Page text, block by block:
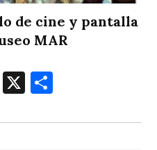
de cine y pantalla
MAR
LinkedIn
X